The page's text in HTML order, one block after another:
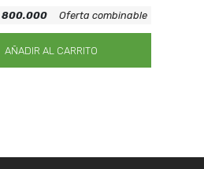
AÑADIR AL CARRITO
800.000 Oferta combinable